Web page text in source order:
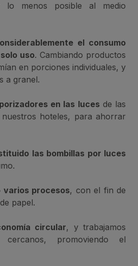
lo menos posible al medio
el consumo
uso. Cambiando productos
en porciones individuales, y
a granel.
en las lucesde las
hoteles, para ahorrar
las bombillas por luces
varios procesos, con el fin de
papel.
circular, y trabajamos
cercanos, promoviendo el